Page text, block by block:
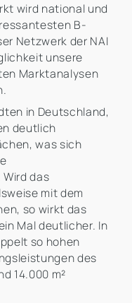
wird national und
B-
Netzwerk der NAI
unsere
Marktanalysen
in Deutschland,
deutlich
was sich
das
mit dem
so wirkt das
Mal deutlicher. In
so hohen
des
14.000 m²